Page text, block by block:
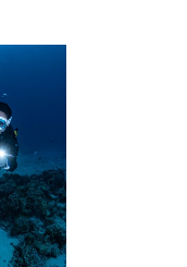
ジラの様子や海況
判断した場合にの
状況によってはエ
。
観点から、エント